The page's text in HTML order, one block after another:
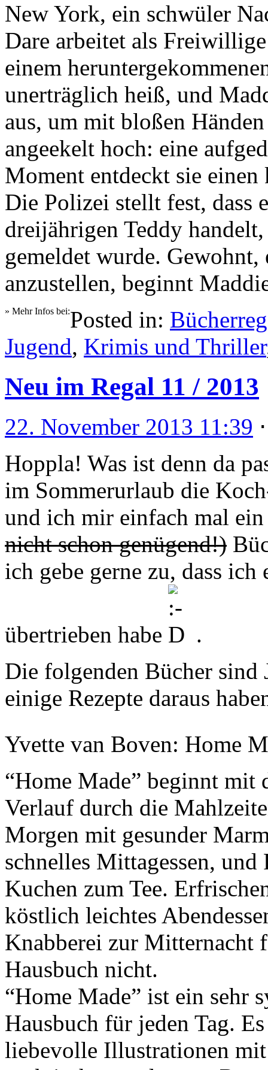
New York, ein schwüler
Dare arbeitet als
einem
unerträglich heiß, und
aus, um mit bloßen
angeekelt hoch: eine
Moment entdeckt sie
Die Polizei stellt fest, dass
dreijährigen Teddy
gemeldet wurde.
anzustellen, beginnt
» Mehr Infos bei:Posted in:
Jugend, Krimis und Thriller
Neu im Regal 11 / 2013
22. November 2013 11:39
Hoppla! Was ist denn da
im Sommerurlaub die
und ich mir einfach mal
nicht schon genügend!)
ich gebe gerne zu, dass
übertrieben habe
.
Die folgenden Bücher sind
einige Rezepte daraus
Yvette van Boven: Home
“Home Made” beginnt mit
Verlauf durch die
Morgen mit gesunder
schnelles Mittagessen,
Kuchen zum Tee.
köstlich leichtes
Knabberei zur Mitternacht
Hausbuch nicht.
“Home Made” ist ein sehr
Hausbuch für jeden Tag.
liebevolle Illustrationen